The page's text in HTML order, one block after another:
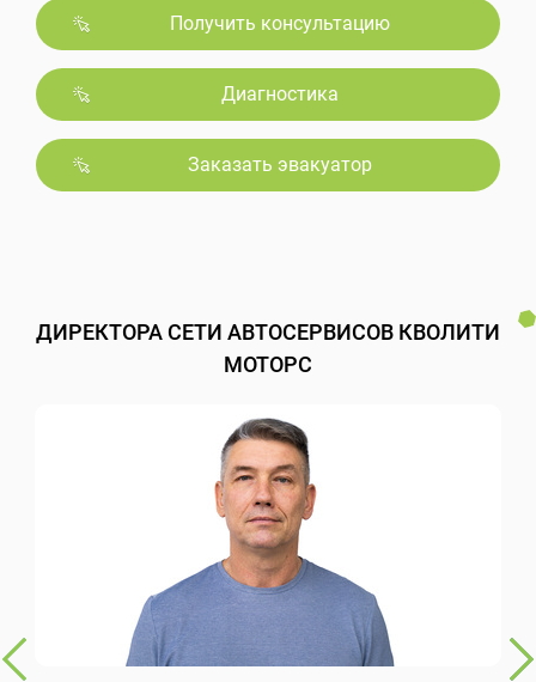
Получить консультацию
Диагностика
Заказать эвакуатор
ДИРЕКТОРА СЕТИ АВТОСЕРВИСОВ КВОЛИТИ
МОТОРС